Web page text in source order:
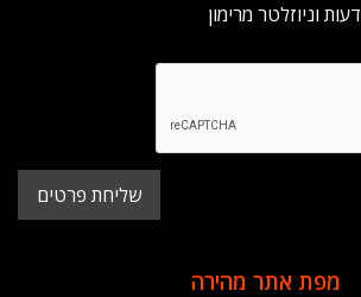
וניוזלטר מרימון
מפת אתר מהירה